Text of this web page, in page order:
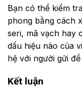
Bạn có thể kiểm
phong bằng cách
seri, mã vạch hay
dấu hiệu nào của
hệ với người gửi
Kết luận